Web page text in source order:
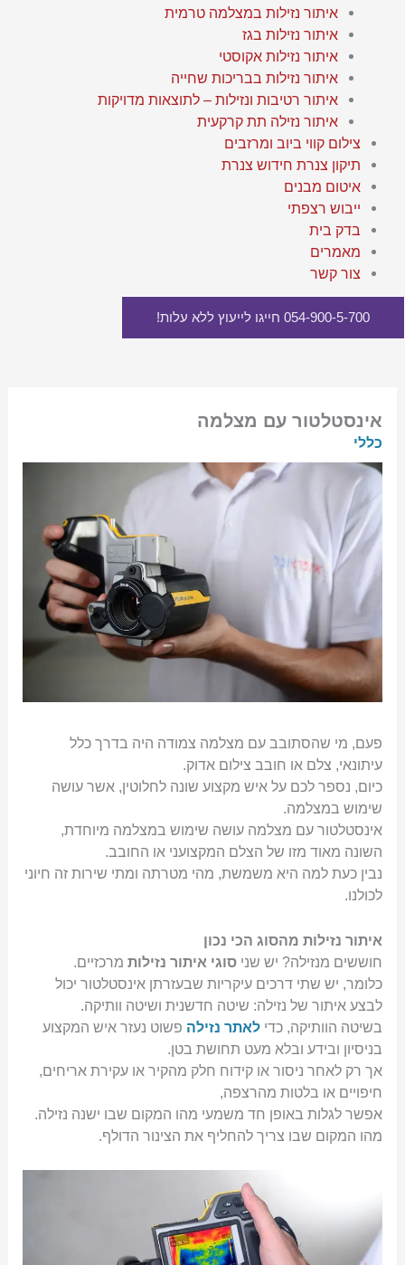
איתור נזילות במצלמה טרמית
איתור נזילות בגז
איתור נזילות אקוסטי
איתור נזילות בבריכות שחייה
איתור רטיבות ונזילות – לתוצאות מדויקות
איתור נזילה תת קרקעית
צילום קווי ביוב ומרזבים
תיקון צנרת חידוש צנרת
איטום מבנים
ייבוש רצפתי
בדק בית
מאמרים
צור קשר
054-900-5-700 חייגו לייעוץ ללא עלות!
אינסטלטור עם מצלמה
כללי
פעם, מי שהסתובב עם מצלמה צמודה היה בדרך כלל
עיתונאי, צלם או חובב צילום אדוק.
כיום, נספר לכם על איש מקצוע שונה לחלוטין, אשר עושה
שימוש במצלמה.
אינסטלטור עם מצלמה עושה שימוש במצלמה מיוחדת,
השונה מאוד מזו של הצלם המקצועני או החובב.
נבין כעת למה היא משמשת, מהי מטרתה ומתי שירות זה חיוני
לכולנו.
איתור נזילות מהסוג הכי נכון
חוששים מנזילה? יש שניסוגי איתור נזילות מרכזיים.
כלומר, יש שתי דרכים עיקריות שבעזרתן אינסטלטור יכול
לבצע איתור של נזילה: שיטה חדשנית ושיטה וותיקה.
בשיטה הוותיקה, כדילאתר נזילה פשוט נעזר איש המקצוע
בניסיון ובידע ובלא מעט תחושת בטן.
אך רק לאחר ניסור או קידוח חלק מהקיר או עקירת אריחים,
חיפויים או בלטות מהרצפה,
אפשר לגלות באופן חד משמעי מהו המקום שבו ישנה נזילה.
מהו המקום שבו צריך להחליף את הצינור הדולף.